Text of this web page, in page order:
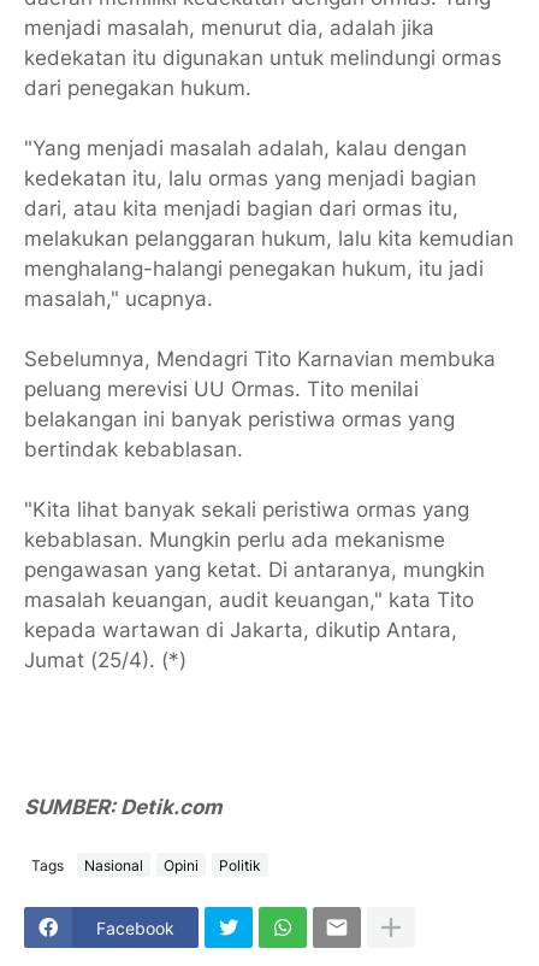
menjadi masalah, menurut dia, adalah jika
kedekatan itu digunakan untuk melindungi ormas
dari penegakan hukum.
"Yang menjadi masalah adalah, kalau dengan
kedekatan itu, lalu ormas yang menjadi bagian
dari, atau kita menjadi bagian dari ormas itu,
melakukan pelanggaran hukum, lalu kita kemudian
menghalang-halangi penegakan hukum, itu jadi
masalah," ucapnya.
Sebelumnya, Mendagri Tito Karnavian membuka
peluang merevisi UU Ormas. Tito menilai
belakangan ini banyak peristiwa ormas yang
bertindak kebablasan.
"Kita lihat banyak sekali peristiwa ormas yang
kebablasan. Mungkin perlu ada mekanisme
pengawasan yang ketat. Di antaranya, mungkin
masalah keuangan, audit keuangan," kata Tito
kepada wartawan di Jakarta, dikutip Antara,
Jumat (25/4). (*)
SUMBER: Detik.com
Tags Nasional Opini Politik
Facebook